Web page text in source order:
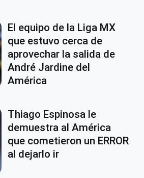
El equipo de la Liga MX
que estuvo cerca de
aprovechar la salida de
André Jardine del
América
Thiago Espinosa le
demuestra al América
que cometieron un ERROR
al dejarlo ir